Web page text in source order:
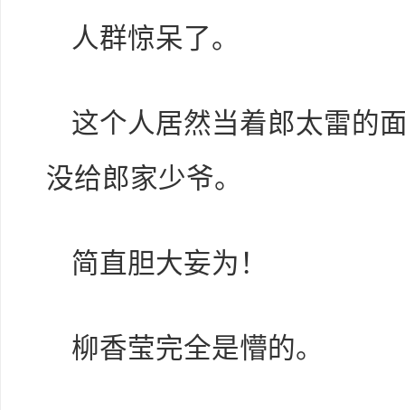
人群惊呆了。
这个人居然当着郎太雷的
没给郎家少爷。
简直胆大妄为！
柳香莹完全是懵的。